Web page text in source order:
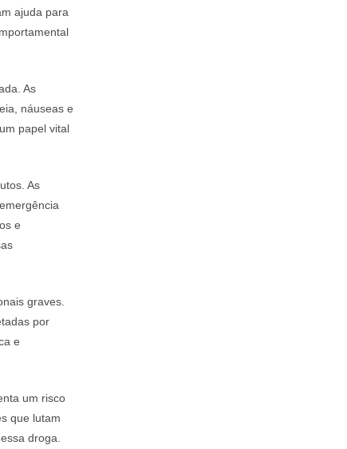
ajuda para
As
náuseas e
papel vital
As
e
graves.
por
e
um risco
que lutam
droga.